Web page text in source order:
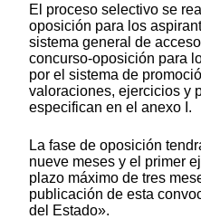
El proceso selectivo se
oposición para los
sistema general de
concurso-oposición para
por el sistema de
valoraciones, ejercicios y
especifican en el anexo I.
La fase de oposición
nueve meses y el primer
plazo máximo de tres
publicación de esta
del Estado».